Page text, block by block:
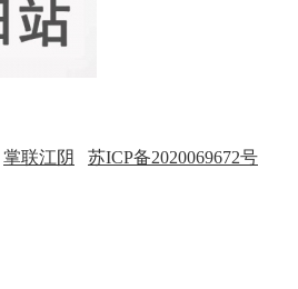
掌联江阴 苏ICP备2020069672号